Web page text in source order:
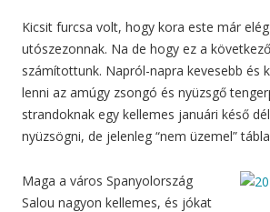
Kicsit furcsa volt, hogy kora este már
utószezonnak. Na de hogy ez a
számítottunk. Napról-napra kevesebb és
lenni az amúgy zsongó és nyüzsgő
strandoknak egy kellemes januári késő
nyüzsögni, de jelenleg “nem üzemel”
Maga a város Spanyolország
Salou nagyon kellemes, és jókat